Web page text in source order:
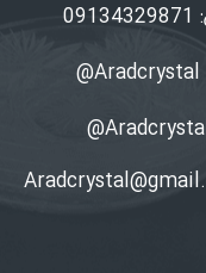
09134329871
Aradcrystal@